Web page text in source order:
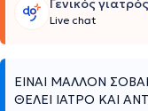
Γενικός γιατρός
Live chat
ΕΙΝΑΙ ΜΑΛΛΟΝ
ΘΕΛΕΙ ΙΑΤΡΟ ΚΑΙ